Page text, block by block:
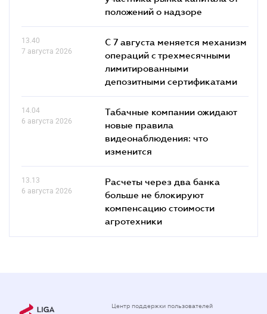
положений о надзоре
13.40
7 августа 2026
С 7 августа меняется механизм
операций с трехмесячными
лимитированными
депозитными сертификатами
14.04
6 августа 2026
Табачные компании ожидают
новые правила
видеонаблюдения: что
изменится
13.13
6 августа 2026
Расчеты через два банка
больше не блокируют
компенсацию стоимости
агротехники
Центр поддержки пользователей